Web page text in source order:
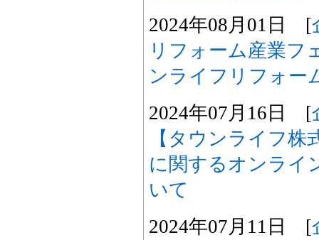
2024年08月01日 [
リフォーム産業フ
ンライフリフォー
2024年07月16日 [
【タウンライフ
に関するオンライ
いて
2024年07月11日 [